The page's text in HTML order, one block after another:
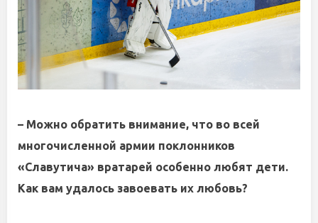
– Можно обратить внимание, что во всей
многочисленной армии поклонников
«Славутича» вратарей особенно любят дети.
Как вам удалось завоевать их любовь?